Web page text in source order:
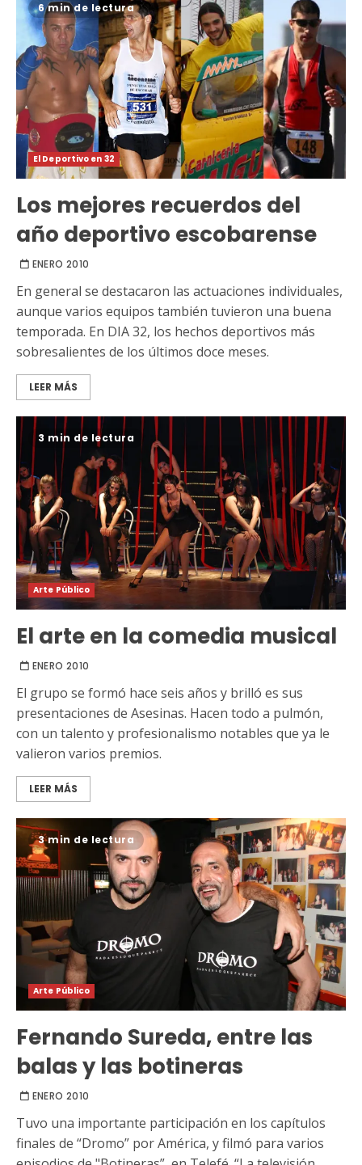
6 min de lectura
El Deportivo en 32
Los mejores recuerdos del
año deportivo escobarense
ENERO 2010
En general se destacaron las actuaciones individuales,
aunque varios equipos también tuvieron una buena
temporada. En DIA 32, los hechos deportivos más
sobresalientes de los últimos doce meses.
LEER MÁS
3 min de lectura
Arte Público
El arte en la comedia musical
ENERO 2010
El grupo se formó hace seis años y brilló es sus
presentaciones de Asesinas. Hacen todo a pulmón,
con un talento y profesionalismo notables que ya le
valieron varios premios.
LEER MÁS
3 min de lectura
Arte Público
Fernando Sureda, entre las
balas y las botineras
ENERO 2010
Tuvo una importante participación en los capítulos
finales de “Dromo” por América, y filmó para varios